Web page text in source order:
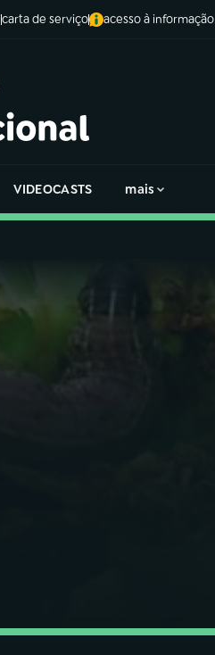
carta de serviço acesso à informação
VIDEOCASTS mais